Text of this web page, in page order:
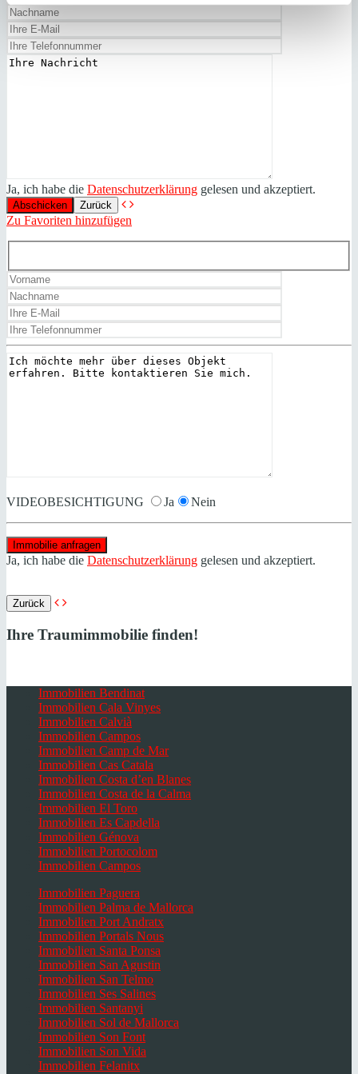
Ja, ich habe die Datenschutzerklärung gelesen und akzeptiert.
Zurück
Zu Favoriten hinzufügen
VIDEOBESICHTIGUNG Ja Nein
Ja, ich habe die Datenschutzerklärung gelesen und akzeptiert.
Zurück
Ihre Traumimmobilie finden!
Immobilien Bendinat
Immobilien Cala Vinyes
Immobilien Calvià
Immobilien Campos
Immobilien Camp de Mar
Immobilien Cas Catala
Immobilien Costa d’en Blanes
Immobilien Costa de la Calma
Immobilien El Toro
Immobilien Es Capdella
Immobilien Génova
Immobilien Portocolom
Immobilien Campos
Immobilien Paguera
Immobilien Palma de Mallorca
Immobilien Port Andratx
Immobilien Portals Nous
Immobilien Santa Ponsa
Immobilien San Agustin
Immobilien San Telmo
Immobilien Ses Salines
Immobilien Santanyi
Immobilien Sol de Mallorca
Immobilien Son Font
Immobilien Son Vida
Immobilien Felanitx